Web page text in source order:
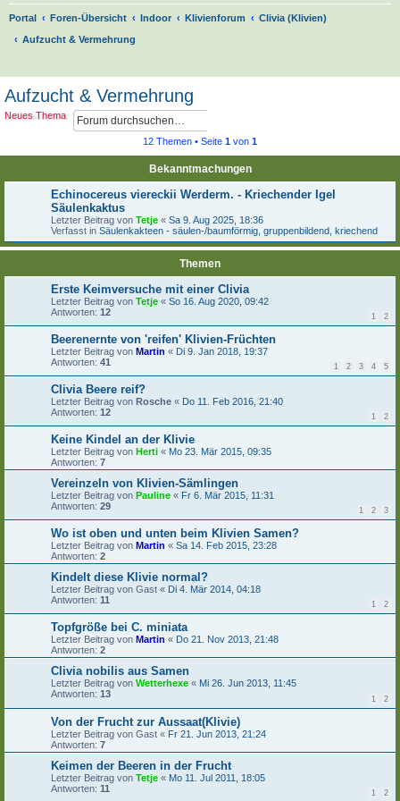
Portal Foren-Übersicht Indoor Klivienforum
Clivia (Klivien)
Aufzucht & Vermehrung
Aufzucht & Vermehrung
Neues Thema
u
c
h
e
r
w
e
i
e
t
e
S
u
c
h
e
12 Themen • Seite 1 von 1
Bekanntmachungen
Echinocereus viereckii Werderm. - Kriechender Igel
Säulenkaktus
Letzter Beitrag von Tetje « Sa 9. Aug 2025, 18:36
Verfasst in Säulenkakteen - säulen-/baumförmig, gruppenbildend, kriechend
Themen
Erste Keimversuche mit einer Clivia
Letzter Beitrag von Tetje « So 16. Aug 2020, 09:42
Antworten: 12 1 2
Beerenernte von 'reifen' Klivien-Früchten
Letzter Beitrag von Martin « Di 9. Jan 2018, 19:37
Antworten: 41 1 2 3 4 5
Clivia Beere reif?
Letzter Beitrag von Rosche « Do 11. Feb 2016, 21:40
Antworten: 12 1 2
Keine Kindel an der Klivie
Letzter Beitrag von Herti « Mo 23. Mär 2015, 09:35
Antworten: 7
Vereinzeln von Klivien-Sämlingen
Letzter Beitrag von Pauline « Fr 6. Mär 2015, 11:31
Antworten: 29 1 2 3
Wo ist oben und unten beim Klivien Samen?
Letzter Beitrag von Martin « Sa 14. Feb 2015, 23:28
Antworten: 2
Kindelt diese Klivie normal?
Letzter Beitrag von Gast « Di 4. Mär 2014, 04:18
Antworten: 11 1 2
Topfgröße bei C. miniata
Letzter Beitrag von Martin « Do 21. Nov 2013, 21:48
Antworten: 2
Clivia nobilis aus Samen
Letzter Beitrag von Wetterhexe « Mi 26. Jun 2013, 11:45
Antworten: 13 1 2
Von der Frucht zur Aussaat(Klivie)
Letzter Beitrag von Gast « Fr 21. Jun 2013, 21:24
Antworten: 7
Keimen der Beeren in der Frucht
Letzter Beitrag von Tetje « Mo 11. Jul 2011, 18:05
Antworten: 11 1 2